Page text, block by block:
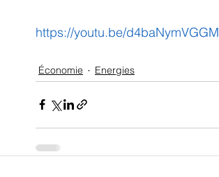
https://youtu.be/d4baNymVGGM
Économie Energies